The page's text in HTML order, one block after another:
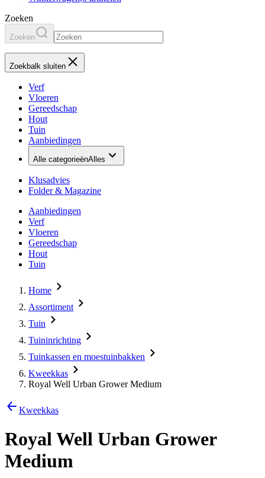
Zoeken
Zoeken
Zoekbalk sluiten
Verf
Vloeren
Gereedschap
Hout
Tuin
Aanbiedingen
Alle categorieënAlles
Klusadvies
Folder & Magazine
Aanbiedingen
Verf
Vloeren
Gereedschap
Hout
Tuin
Home
Assortiment
Tuin
Tuininrichting
Tuinkassen en moestuinbakken
Kweekkas
Royal Well Urban Grower Medium
Kweekkas
Royal Well Urban Grower
Medium